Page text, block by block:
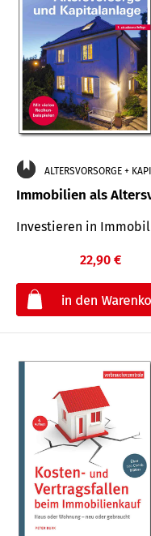
ALTERSVORSORGE +
Immobilien als
Investieren in
22,90 €